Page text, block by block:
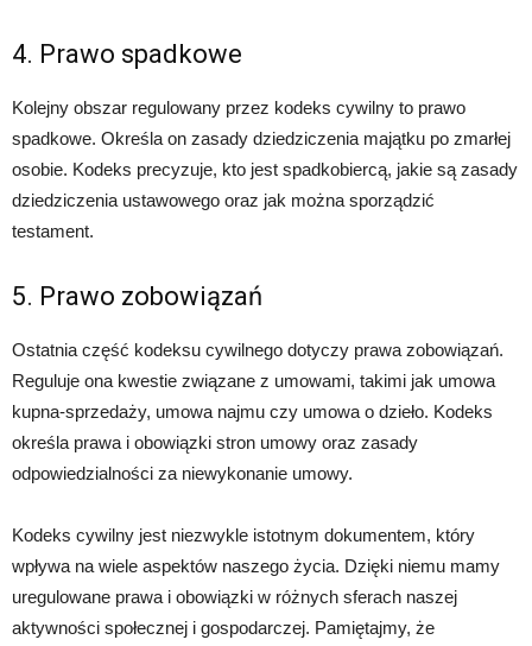
4. Prawo spadkowe
Kolejny obszar regulowany przez kodeks cywilny to prawo
spadkowe. Określa on zasady dziedziczenia majątku po zmarłej
osobie. Kodeks precyzuje, kto jest spadkobiercą, jakie są zasady
dziedziczenia ustawowego oraz jak można sporządzić
testament.
5. Prawo zobowiązań
Ostatnia część kodeksu cywilnego dotyczy prawa zobowiązań.
Reguluje ona kwestie związane z umowami, takimi jak umowa
kupna-sprzedaży, umowa najmu czy umowa o dzieło. Kodeks
określa prawa i obowiązki stron umowy oraz zasady
odpowiedzialności za niewykonanie umowy.
Kodeks cywilny jest niezwykle istotnym dokumentem, który
wpływa na wiele aspektów naszego życia. Dzięki niemu mamy
uregulowane prawa i obowiązki w różnych sferach naszej
aktywności społecznej i gospodarczej. Pamiętajmy, że